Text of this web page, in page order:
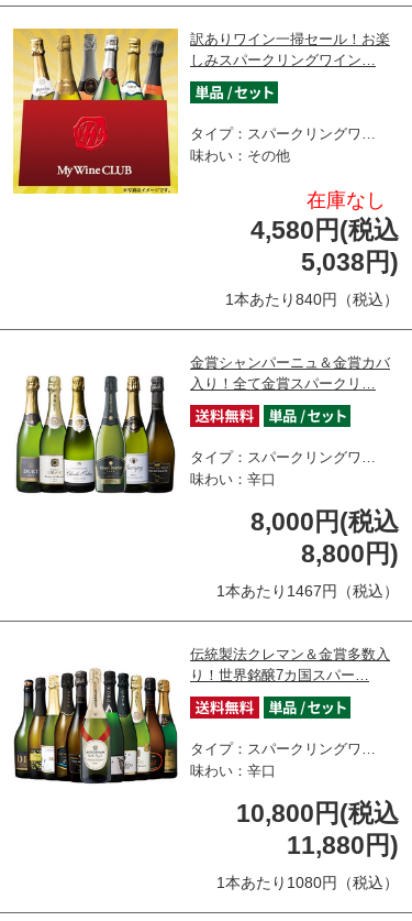
訳ありワイン一掃セール！お楽
しみスパークリングワイン…
タイプ：スパークリングワ…
味わい：その他
在庫なし
4,580円(税込
5,038円)
1本あたり840円（税込）
金賞シャンパーニュ＆金賞カバ
入り！全て金賞スパークリ…
タイプ：スパークリングワ…
味わい：辛口
8,000円(税込
8,800円)
1本あたり1467円（税込）
伝統製法クレマン＆金賞多数入
り！世界銘醸7カ国スパー…
タイプ：スパークリングワ…
味わい：辛口
10,800円(税込
11,880円)
1本あたり1080円（税込）